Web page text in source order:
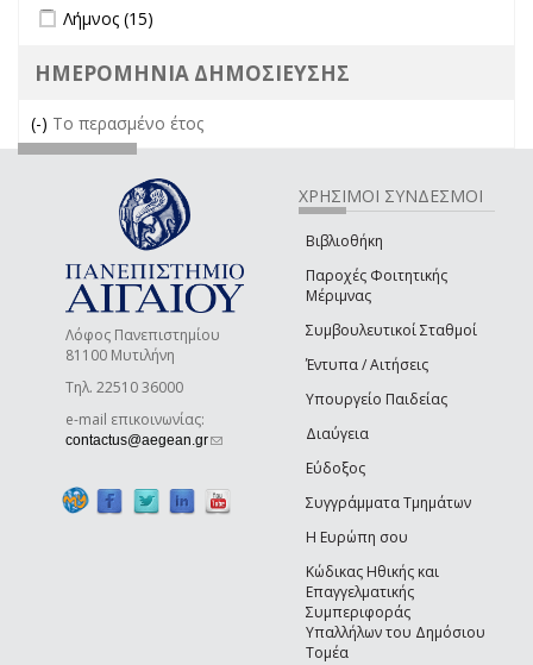
Apply Λήμνος filter
Λήμνος (15)
ΗΜΕΡΟΜΗΝΙΑ ΔΗΜΟΣΙΕΥΣΗΣ
(-) Remove Το περασμένο έτος filter
Το περασμένο έτος
Λόφος Πανεπιστημίου
81100 Μυτιλήνη
Τηλ. 22510 36000
e-mail επικοινωνίας:
contactus@aegean.gr(link sends e-mail)
ΧΡΗΣΙΜΟΙ ΣΥΝΔΕΣΜΟΙ
Βιβλιοθήκη
Παροχές Φοιτητικής
Μέριμνας
Συμβουλευτικοί Σταθμοί
Έντυπα / Αιτήσεις
Υπουργείο Παιδείας
Διαύγεια
Εύδοξος
Συγγράμματα Τμημάτων
Η Ευρώπη σου
Κώδικας Ηθικής και
Επαγγελματικής
Συμπεριφοράς
Υπαλλήλων του Δημόσιου
Τομέα